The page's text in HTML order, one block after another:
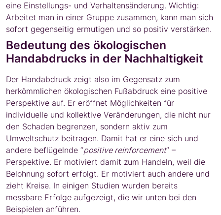
eine Einstellungs- und Verhaltensänderung. Wichtig:
Arbeitet man in einer Gruppe zusammen, kann man sich
sofort gegenseitig ermutigen und so positiv verstärken.
Bedeutung des ökologischen
Handabdrucks in der Nachhaltigkeit
Der Handabdruck zeigt also im Gegensatz zum
herkömmlichen ökologischen Fußabdruck eine positive
Perspektive auf. Er eröffnet Möglichkeiten für
individuelle und kollektive Veränderungen, die nicht nur
den Schaden begrenzen, sondern aktiv zum
Umweltschutz beitragen. Damit hat er eine sich und
andere beflügelnde “positive reinforcement” –
Perspektive. Er motiviert damit zum Handeln, weil die
Belohnung sofort erfolgt. Er motiviert auch andere und
zieht Kreise. In einigen Studien wurden bereits
messbare Erfolge aufgezeigt, die wir unten bei den
Beispielen anführen.